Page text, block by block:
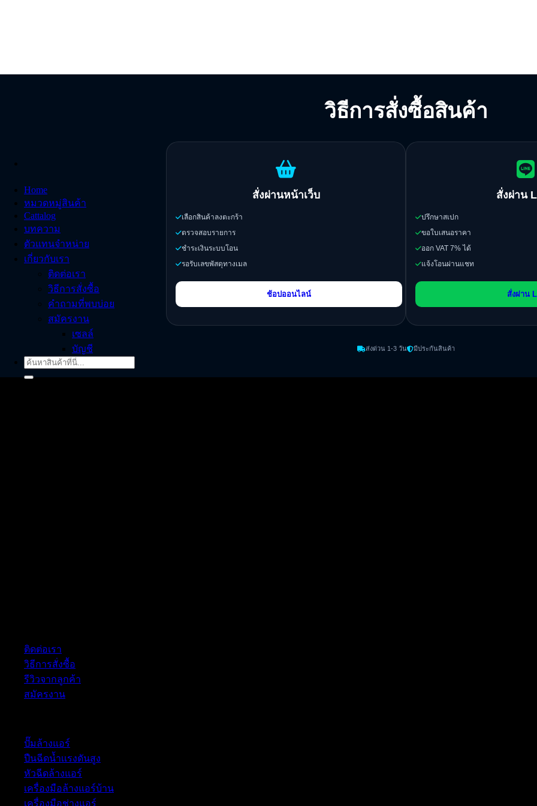
Home
หมวดหมู่สินค้า
Cattalog
บทความ
ตัวแทนจำหน่าย
เกี่ยวกับเรา
ติดต่อเรา
วิธีการสั่งซื้อ
คำถามที่พบบ่อย
สมัครงาน
เซลล์
บัญชี
ค้นหา:
วิธีการสั่งซื้อสินค้า
สั่งผ่านหน้าเว็บ
เลือกสินค้าลงตะกร้า
ตรวจสอบรายการ
ชำระเงินระบบโอน
รอรับเลขพัสดุทางเมล
ช้อปออนไลน์
สั่งผ่าน
ปรึกษาสเปก
ขอใบเสนอราคา
ออก VAT 7% ได้
แจ้งโอนผ่านแชท
สั่งผ่าน
ส่งด่วน 1-3 วัน มีประกันสินค้า
ติดต่อเรา
วิธีการสั่งซื้อ
รีวิวจากลูกค้า
สมัครงาน
ปั๊มล้างแอร์
ปืนฉีดน้ำเเรงดันสูง
หัวฉีดล้างแอร์
เครื่องมือล้างแอร์บ้าน
เครื่องมือช่างแอร์